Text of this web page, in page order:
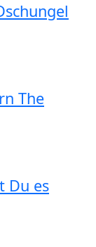
The
Du es